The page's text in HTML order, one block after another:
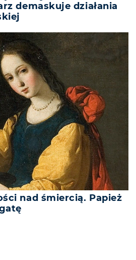
demaskuje działania
nad śmiercią. Papież